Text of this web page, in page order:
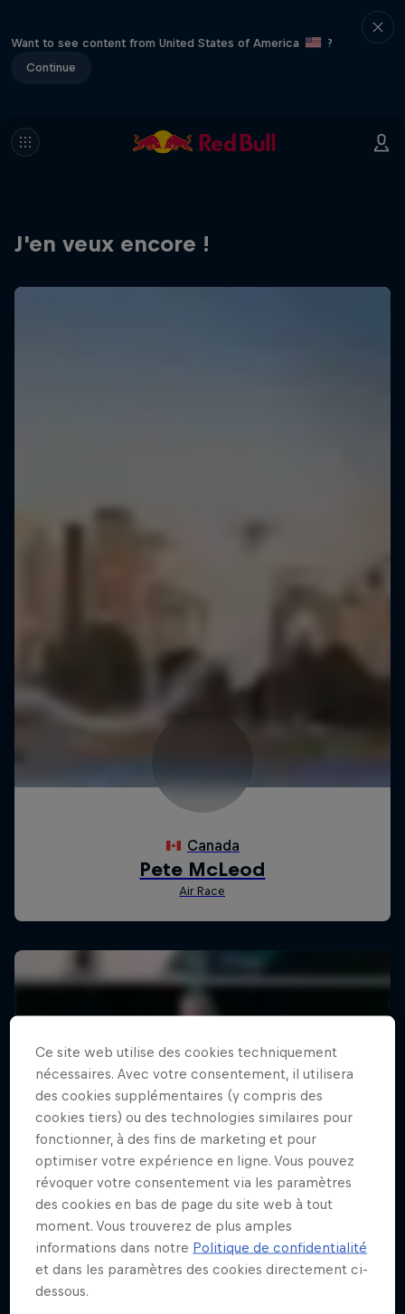
Want to see content from United States of America
?
Continue
J'en veux encore !
Ce site web utilise des cookies techniquement
nécessaires. Avec votre consentement, il utilisera
des cookies supplémentaires (y compris des
cookies tiers) ou des technologies similaires pour
fonctionner, à des fins de marketing et pour
optimiser votre expérience en ligne. Vous pouvez
révoquer votre consentement via les paramètres
des cookies en bas de page du site web à tout
moment. Vous trouverez de plus amples
informations dans notre Politique de confidentialité
et dans les paramètres des cookies directement ci-
dessous.